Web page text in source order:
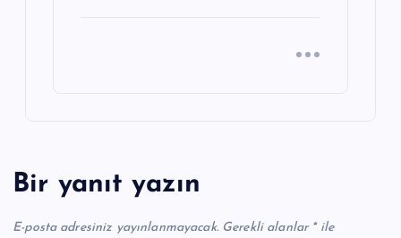
Bir yanıt yazın
E-posta adresiniz yayınlanmayacak. Gerekli alanlar *ile